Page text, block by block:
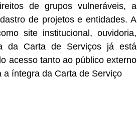
de grupos vulneráveis, a
de projetos e entidades. A
site institucional, ouvidoria,
da Carta de Serviços já está
acesso tanto ao público externo
a íntegra da Carta de Serviço